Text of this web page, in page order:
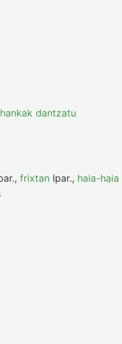
hankak dantzatu
, frixtan Ipar., haia-haia